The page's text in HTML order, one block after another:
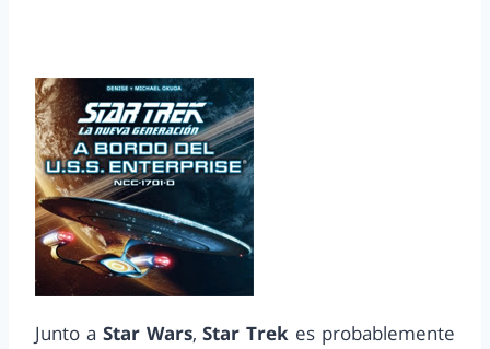
Junto a Star Wars,Star Trek es probablemente